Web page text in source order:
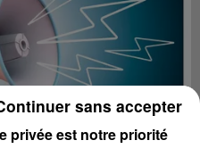
privée est notre priorité
sans accepter